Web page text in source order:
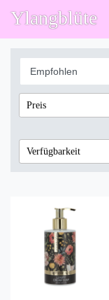
Ylangblüte
Preis
Verfügbarkeit